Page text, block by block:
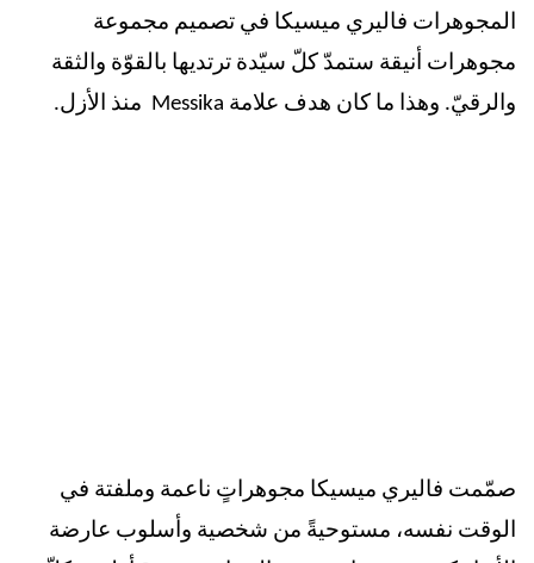
المجوهرات فاليري ميسيكا في تصميم مجموعة
مجوهرات أنيقة ستمدّ كلّ سيّدة ترتديها بالقوّة والثقة
والرقيّ. وهذا ما كان هدف علامة Messika منذ الأزل.
صمّمت فاليري ميسيكا مجوهراتٍ ناعمة وملفتة في
الوقت نفسه، مستوحيةً من شخصية وأسلوب عارضة